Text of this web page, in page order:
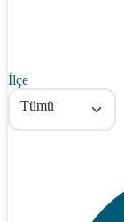
İlçe
Tümü